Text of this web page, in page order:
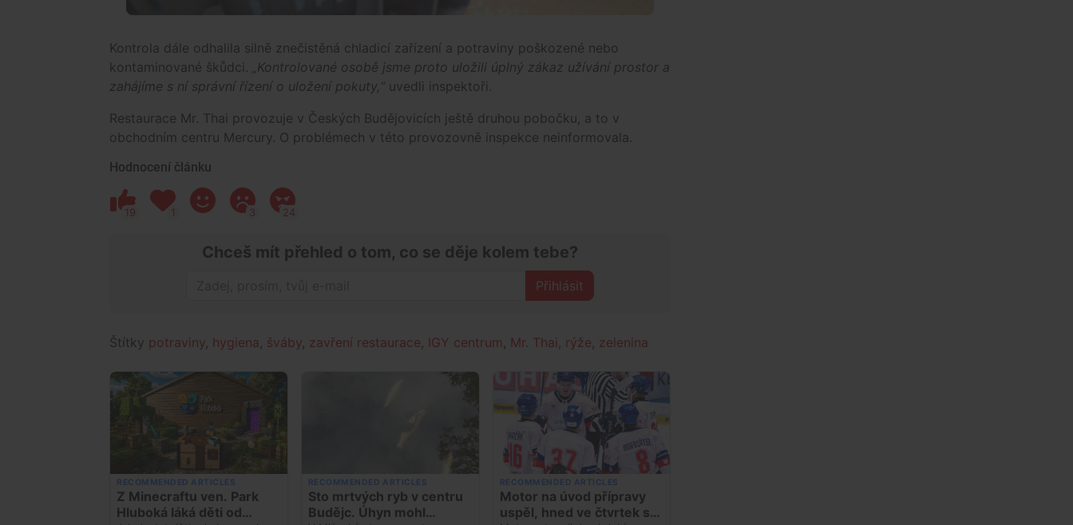
Kontrola dále odhalila silně znečistěná chladicí zařízení a potraviny poškozené nebo
kontaminované škůdci.
„Kontrolované osobě jsme proto uložili úplný zákaz užívání prostor a
zahájíme s ní správní řízení o uložení pokuty,“ uvedli inspektoři.
Restaurace Mr. Thai provozuje v Českých Budějovicích ještě druhou pobočku, a to v
obchodním centru Mercury. O problémech v této provozovně inspekce neinformovala.
Hodnocení článku
19 1 3 24
Chceš mít přehled o tom, co se děje kolem tebe?
Přihlásit
Štítky potraviny hygiena šváby zavření restaurace IGY centrum Mr. Thai rýže zelenina